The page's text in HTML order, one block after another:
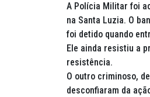
A Polícia Militar foi
na Santa Luzia. O
foi detido quando
Ele ainda resistiu a
resistência.
O outro criminoso,
desconfiaram da